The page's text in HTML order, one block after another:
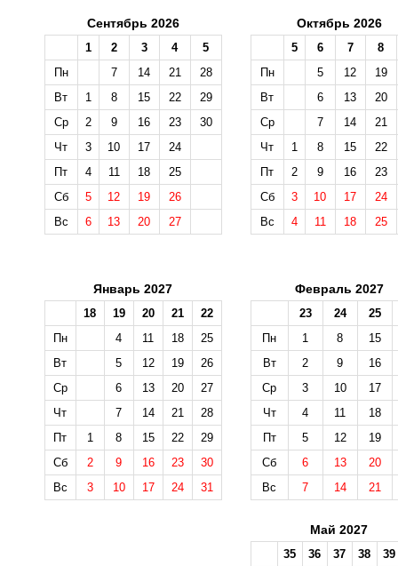
Сентябрь 2026
1 2 3 4
5
Пн
7 14 21
28
Вт
1 8 15 22
29
Ср
2 9 16 23
30
Чт
3 10 17
24
Пт
4 11 18
25
Сб
5 12 19
26
Вс
6 13 20 27
Октябрь 2026
5 6 7
8
Пн
5 12
19
Вт
6 13
20
Ср
7 14
21
Чт
1 8 15
22
Пт
2 9 16
23
Сб
3 10 17
24
Вс
4 11 18 25
Январь 2027
18 19 20 21
22
Пн
4 11 18
25
Вт
5 12 19
26
Ср
6 13 20
27
Чт
7 14 21
28
Пт
1 8 15 22
29
Сб
2 9 16 23
30
Вс
3 10 17 24 31
Февраль 2027
23 24
25
Пн
1 8
15
Вт
2 9
16
Ср
3 10
17
Чт
4 11
18
Пт
5 12
19
Сб
6 13
20
Вс
7 14 21
Май 2027
35 36 37 38
39